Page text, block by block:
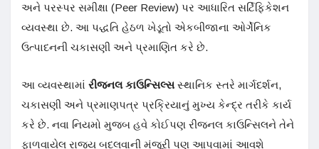
અને પરસ્પર સમીક્ષા (Peer Review) પર આધારિત સર્ટિફિકેશન
વ્યવસ્થા છે. આ પદ્ધતિ હેઠળ ખેડૂતો એકબીજાના ઓર્ગેનિક
ઉત્પાદનની ચકાસણી અને પ્રમાણિત કરે છે.
આ વ્યવસ્થામાં રીજનલ કાઉન્સિલ્સસ્થાનિક સ્તરે માર્ગદર્શન,
ચકાસણી અને પ્રમાણપત્ર પ્રક્રિયાનું મુખ્ય કેન્દ્ર તરીકે કાર્ય
કરે છે. નવા નિયમો મુજબ હવે કોઈપણ રીજનલ કાઉન્સિલને તેને
ફાળવાયેલ રાજ્ય બદલવાની મંજૂરી પણ આપવામાં આવશે